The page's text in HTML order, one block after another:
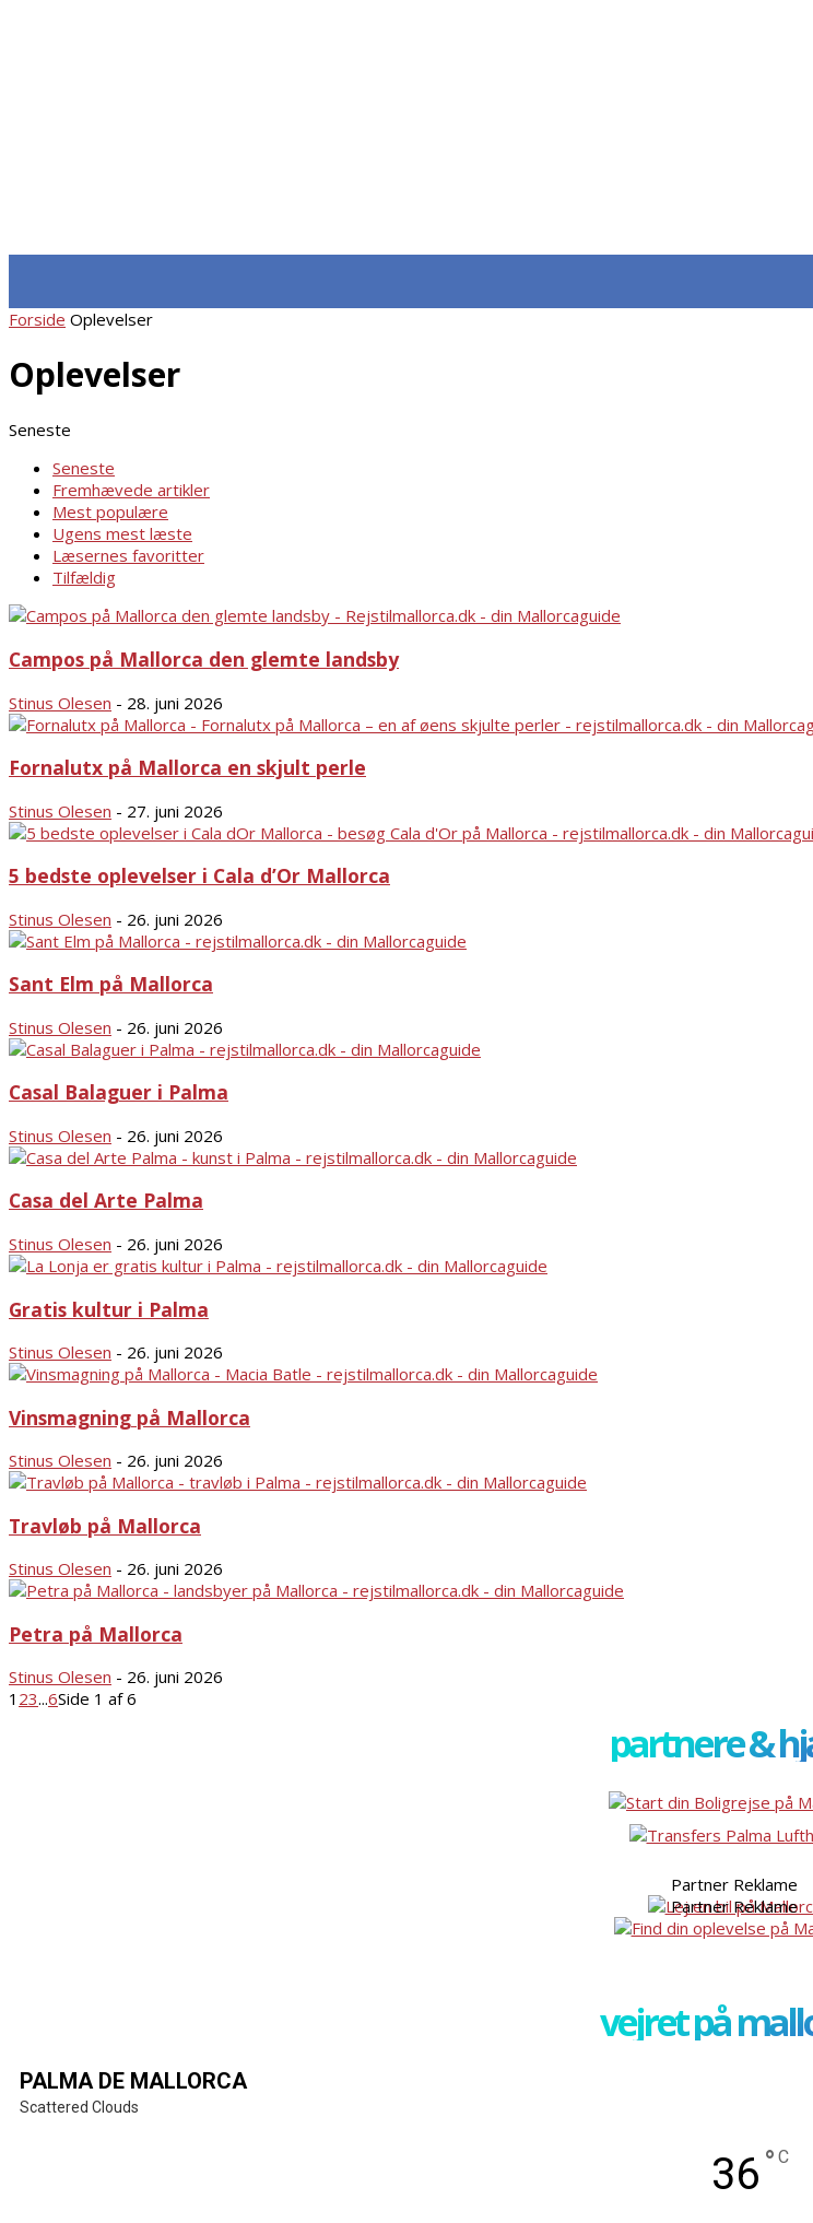
Forside Oplevelser
Oplevelser
Seneste
Seneste
Fremhævede artikler
Mest populære
Ugens mest læste
Læsernes favoritter
Tilfældig
Campos på Mallorca den glemte landsby
Stinus Olesen - 28. juni 2026
Fornalutx på Mallorca en skjult perle
Stinus Olesen - 27. juni 2026
5 bedste oplevelser i Cala d’Or Mallorca
Stinus Olesen - 26. juni 2026
Sant Elm på Mallorca
Stinus Olesen - 26. juni 2026
Casal Balaguer i Palma
Stinus Olesen - 26. juni 2026
Casa del Arte Palma
Stinus Olesen - 26. juni 2026
Gratis kultur i Palma
Stinus Olesen - 26. juni 2026
Vinsmagning på Mallorca
Stinus Olesen - 26. juni 2026
Travløb på Mallorca
Stinus Olesen - 26. juni 2026
Petra på Mallorca
Stinus Olesen - 26. juni 2026
1 23...6Side 1 af 6
partnere &
Partner Reklame
Partner Reklame
vejret på
PALMA DE MALLORCA
Scattered Clouds
36 ° C